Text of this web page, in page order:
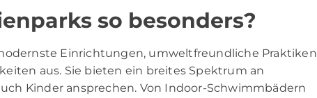
so besonders?
Einrichtungen, umweltfreundliche Praktiken
aus. Sie bieten ein breites Spektrum an
Kinder ansprechen. Von Indoor-Schwimmbädern